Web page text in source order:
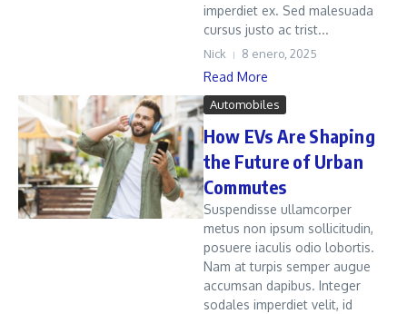
imperdiet ex. Sed malesuada
cursus justo ac trist...
Nick 8 enero, 2025
Read More
Automobiles
How EVs Are Shaping
the Future of Urban
Commutes
Suspendisse ullamcorper
metus non ipsum sollicitudin,
posuere iaculis odio lobortis.
Nam at turpis semper augue
accumsan dapibus. Integer
sodales imperdiet velit, id